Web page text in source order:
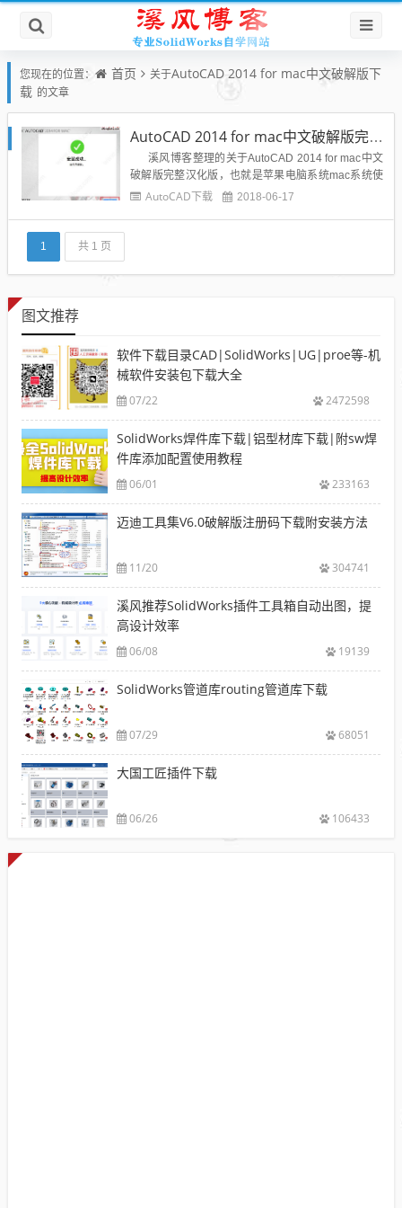
您现在的位置： 首页 关于AutoCAD 2014 for mac中文破解版下
载 的文章
AutoCAD 2014 for mac中文破解版完整汉化
溪风博客整理的关于AutoCAD 2014 for mac中文
破解版完整汉化版，也就是苹果电脑系统mac系统使
用cad版本，AutoCAD 2014是Autodesk公司出品的C
AutoCAD下载 2018-06-17
1 共 1 页
图文推荐
软件下载目录CAD|SolidWorks|UG|proe等-机
械软件安装包下载大全
07/22 2472598
SolidWorks焊件库下载|铝型材库下载|附sw焊
件库添加配置使用教程
06/01 233163
迈迪工具集V6.0破解版注册码下载附安装方法
11/20 304741
溪风推荐SolidWorks插件工具箱自动出图，提
高设计效率
06/08 19139
SolidWorks管道库routing管道库下载
07/29 68051
大国工匠插件下载
06/26 106433